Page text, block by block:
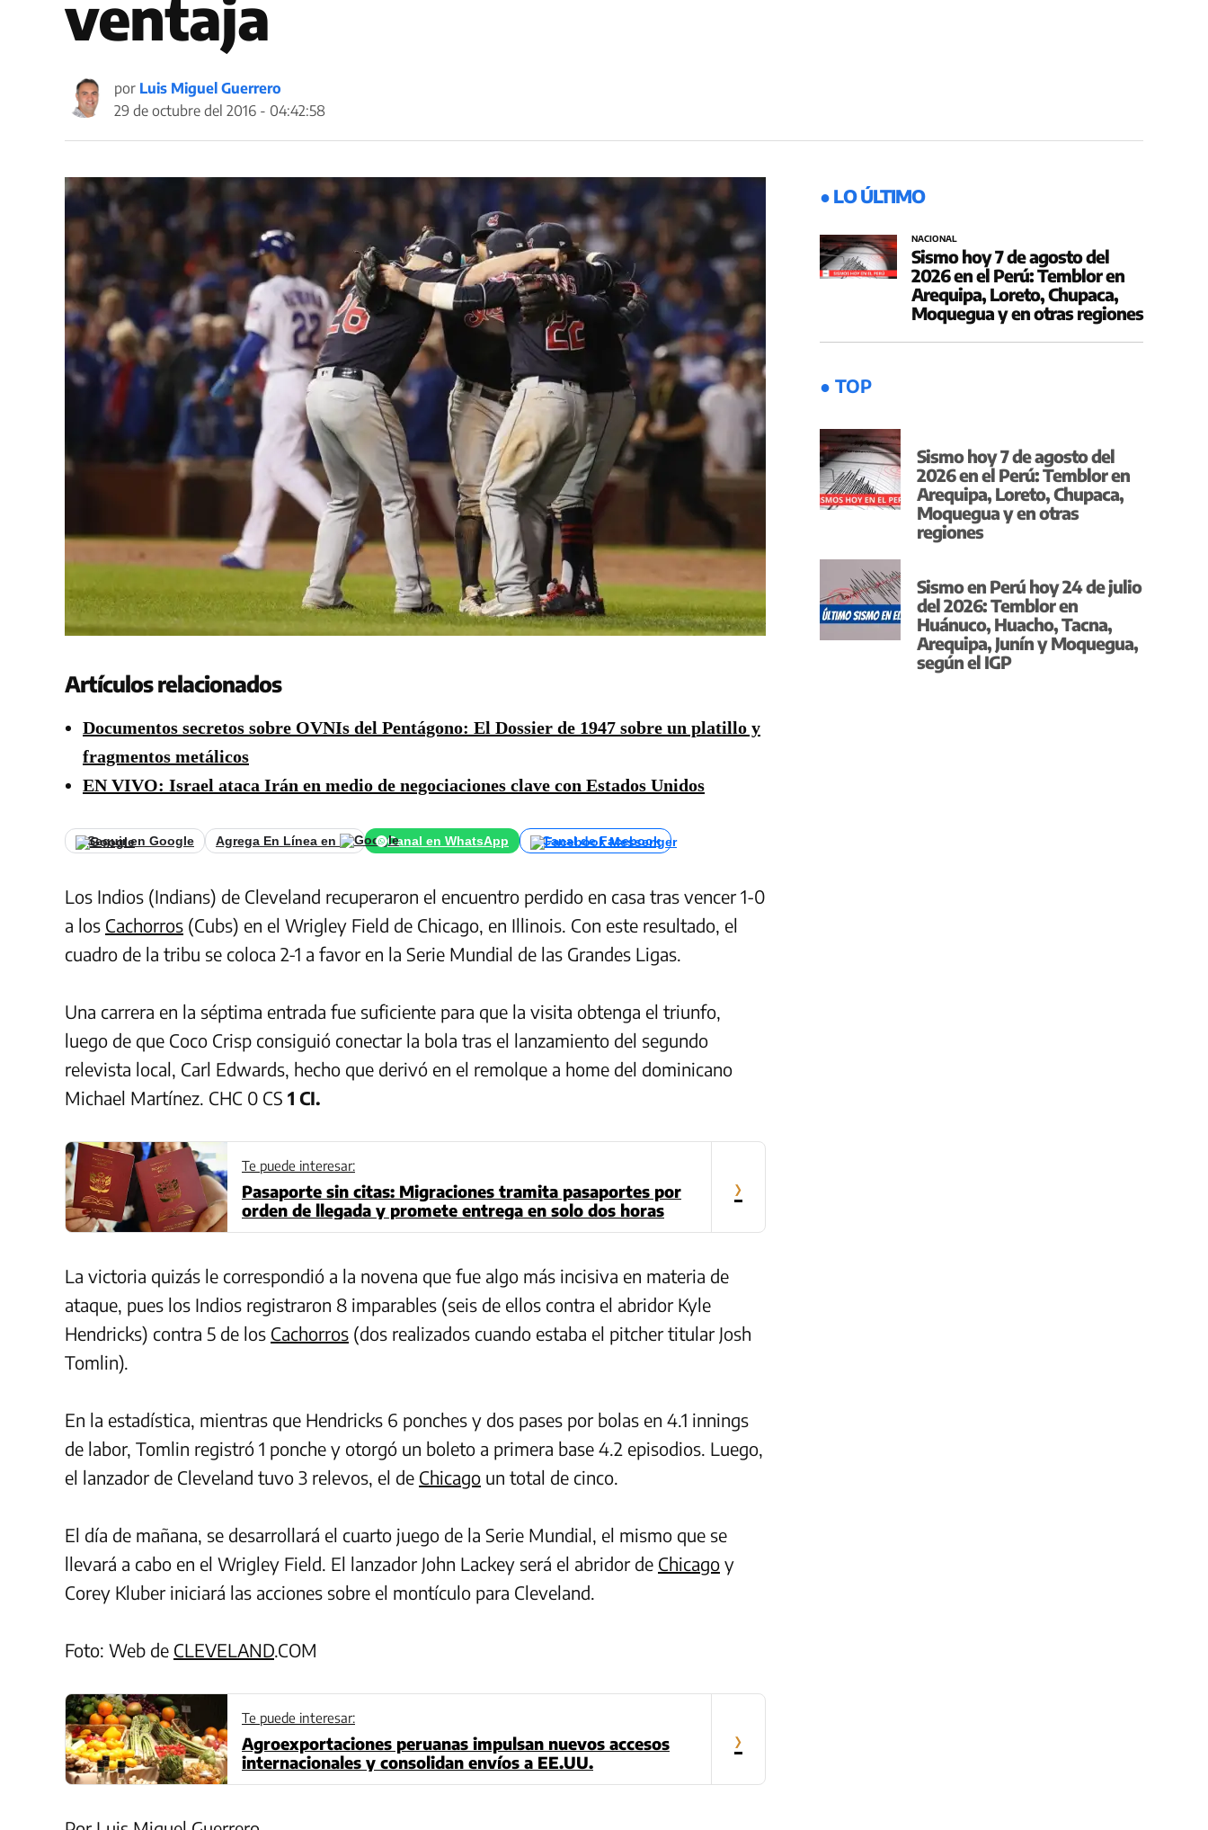
ventaja
por Luis Miguel Guerrero
29 de octubre del 2016 - 04:42:58
Artículos relacionados
Documentos secretos sobre OVNIs del Pentágono: El Dossier de 1947 sobre un platillo y
fragmentos metálicos
EN VIVO: Israel ataca Irán en medio de negociaciones clave con Estados Unidos
Seguir en Google Agrega En Línea en Canal en WhatsApp Canal de Facebook
Los Indios (Indians) de Cleveland recuperaron el encuentro perdido en casa tras vencer 1-0
a los Cachorros (Cubs) en el Wrigley Field de Chicago, en Illinois. Con este resultado, el
cuadro de la tribu se coloca 2-1 a favor en la Serie Mundial de las Grandes Ligas.
Una carrera en la séptima entrada fue suficiente para que la visita obtenga el triunfo,
luego de que Coco Crisp consiguió conectar la bola tras el lanzamiento del segundo
relevista local, Carl Edwards, hecho que derivó en el remolque a home del dominicano
Michael Martínez. CHC 0 CS 1 CI.
Te puede interesar:
Pasaporte sin citas: Migraciones tramita pasaportes por
orden de llegada y promete entrega en solo dos horas
›
La victoria quizás le correspondió a la novena que fue algo más incisiva en materia de
ataque, pues los Indios registraron 8 imparables (seis de ellos contra el abridor Kyle
Hendricks) contra 5 de los Cachorros (dos realizados cuando estaba el pitcher titular Josh
Tomlin).
En la estadística, mientras que Hendricks 6 ponches y dos pases por bolas en 4.1 innings
de labor, Tomlin registró 1 ponche y otorgó un boleto a primera base 4.2 episodios. Luego,
el lanzador de Cleveland tuvo 3 relevos, el de Chicago un total de cinco.
El día de mañana, se desarrollará el cuarto juego de la Serie Mundial, el mismo que se
llevará a cabo en el Wrigley Field. El lanzador John Lackey será el abridor de Chicago y
Corey Kluber iniciará las acciones sobre el montículo para Cleveland.
Foto: Web de CLEVELAND.COM
Te puede interesar:
Agroexportaciones peruanas impulsan nuevos accesos
internacionales y consolidan envíos a EE.UU.
›
● LO ÚLTIMO
NACIONAL
Sismo hoy 7 de agosto del
2026 en el Perú: Temblor en
Arequipa, Loreto, Chupaca,
Moquegua y en otras regiones
● TOP
Sismo hoy 7 de agosto del
2026 en el Perú: Temblor en
Arequipa, Loreto, Chupaca,
Moquegua y en otras
regiones
Sismo en Perú hoy 24 de julio
del 2026: Temblor en
Huánuco, Huacho, Tacna,
Arequipa, Junín y Moquegua,
según el IGP